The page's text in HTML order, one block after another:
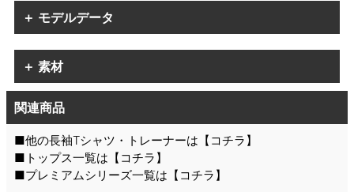
＋ モデルデータ
＋ 素材
関連商品
■他の長袖Tシャツ・トレーナーは【 コチラ 】
■トップス一覧は【 コチラ 】
■プレミアムシリーズ一覧は【 コチラ 】